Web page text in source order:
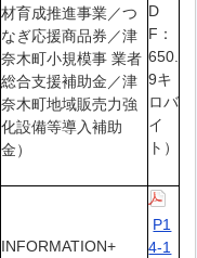
材育成推進事業／つ
なぎ応援商品券／津
奈木町小規模事 業者
総合支援補助金／津
奈木町地域販売力強
化設備等導入補助
金）
D
F：
650.
9キ
ロバ
イ
ト）
INFORMATION+
P1
4-1